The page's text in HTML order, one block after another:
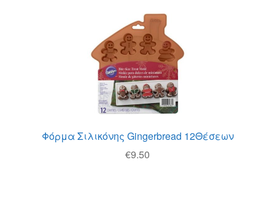
Ο λογαριασμός μου
Όροι χρήσης
Φόρμα Σιλικόνης Gingerbread 12Θέσεων
€9.50